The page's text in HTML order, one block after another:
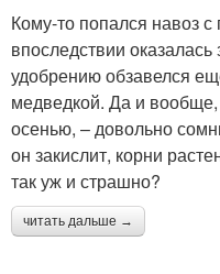
Кому-то попался навоз
впоследствии
удобрению обзавелся
медведкой. Да и
осенью, – довольно
он закислит, корни
так уж и страшно?
читать дальше →